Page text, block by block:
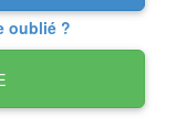
oublié ?